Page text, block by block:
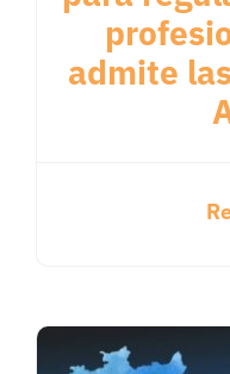
admite